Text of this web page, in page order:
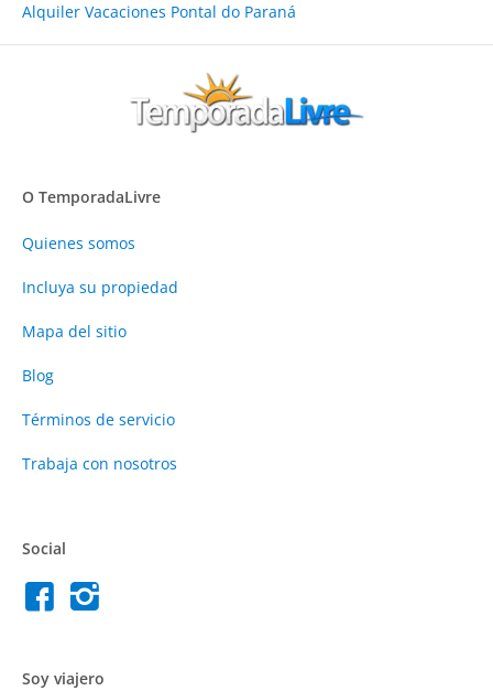
Alquiler Vacaciones Pontal do Paraná
O TemporadaLivre
Quienes somos
Incluya su propiedad
Mapa del sitio
Blog
Términos de servicio
Trabaja con nosotros
Social
Soy viajero